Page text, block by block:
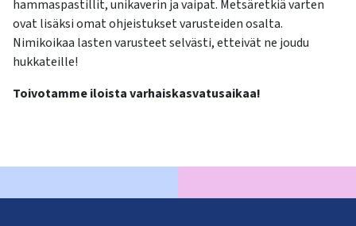
hammaspastillit, unikaverin ja vaipat. Metsäretkiä varten
ovat lisäksi omat ohjeistukset varusteiden osalta.
Nimikoikaa lasten varusteet selvästi, etteivät ne joudu
hukkateille!
Toivotamme iloista varhaiskasvatusaikaa!